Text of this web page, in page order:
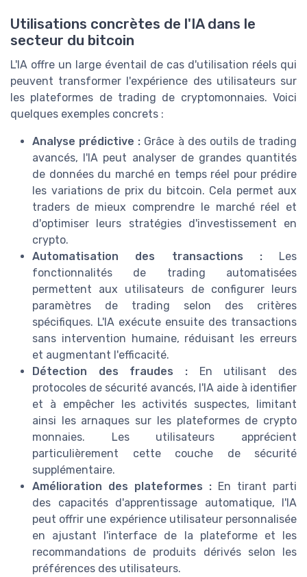
Utilisations concrètes de l'IA dans le
secteur du bitcoin
L'IA offre un large éventail de cas d'utilisation réels qui
peuvent transformer l'expérience des utilisateurs sur
les plateformes de trading de cryptomonnaies. Voici
quelques exemples concrets :
Analyse prédictive : Grâce à des outils de trading
avancés, l'IA peut analyser de grandes quantités
de données du marché en temps réel pour prédire
les variations de prix du bitcoin. Cela permet aux
traders de mieux comprendre le marché réel et
d'optimiser leurs stratégies d'investissement en
crypto.
Automatisation des transactions :Les
fonctionnalités de trading automatisées
permettent aux utilisateurs de configurer leurs
paramètres de trading selon des critères
spécifiques. L'IA exécute ensuite des transactions
sans intervention humaine, réduisant les erreurs
et augmentant l'efficacité.
Détection des fraudes : En utilisant des
protocoles de sécurité avancés, l'IA aide à identifier
et à empêcher les activités suspectes, limitant
ainsi les arnaques sur les plateformes de crypto
monnaies. Les utilisateurs apprécient
particulièrement cette couche de sécurité
supplémentaire.
Amélioration des plateformes : En tirant parti
des capacités d'apprentissage automatique, l'IA
peut offrir une expérience utilisateur personnalisée
en ajustant l'interface de la plateforme et les
recommandations de produits dérivés selon les
préférences des utilisateurs.